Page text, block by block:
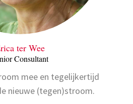
ter Wee
Consultant
mee en tegelijkertijd
nieuwe (tegen)stroom.